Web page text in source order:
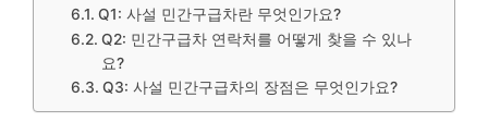
Q1: 사설 민간구급차란 무엇인가요?
Q2: 민간구급차 연락처를 어떻게 찾을 수 있나
요?
Q3: 사설 민간구급차의 장점은 무엇인가요?